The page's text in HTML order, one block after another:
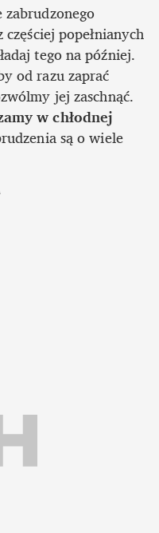
popełnianych
tego na później.
od razu zaprać
jej zaschnąć.
w chłodnej
są o wiele